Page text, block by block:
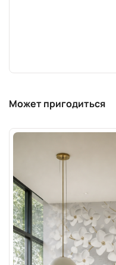
Может пригодиться